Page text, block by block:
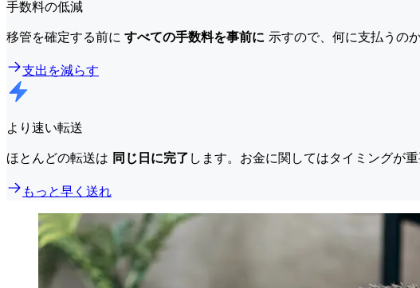
手数料の低減
移管を確定する前に すべての手数料を事前に 示すので、何に支払うの
支出を減らす
より速い転送
ほとんどの転送は 同じ日に完了 します。お金に関してはタイミングが
もっと早く送れ